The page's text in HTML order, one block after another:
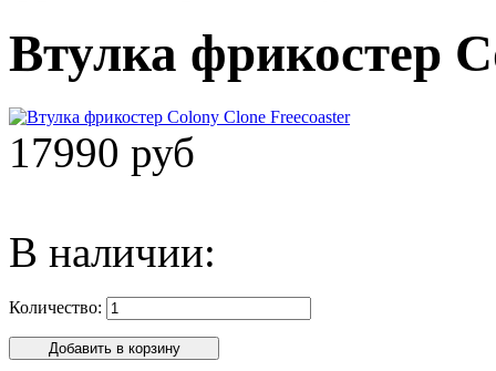
Втулка фрикостер
17990 руб
В наличии:
Количество: